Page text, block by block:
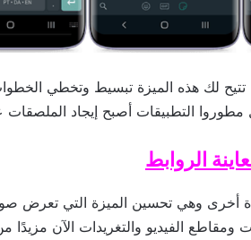
لك هذه الميزة تبسيط وتخطي الخطوات
مطوروا التطبيقات أصبح إيجاد
الروابط
أخرى وهي تحسين الميزة التي تعرض
ومقاطع الفيديو والتغريدات الآن